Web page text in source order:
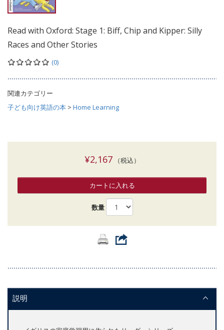
Read with Oxford: Stage 1: Biff, Chip and Kipper: Silly
Races and Other Stories
(0)
関連カテゴリー
子ども向け英語の本 > Home Learning
¥2,167（税込）
カートに入れる
数量
説明